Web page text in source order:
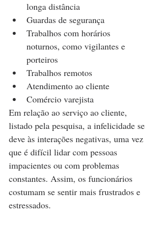
longa distância
Guardas de segurança
Trabalhos com horários
noturnos, como vigilantes e
porteiros
Trabalhos remotos
Atendimento ao cliente
Comércio varejista
Em relação ao serviço ao cliente,
listado pela pesquisa, a infelicidade se
deve às interações negativas, uma vez
que é difícil lidar com pessoas
impacientes ou com problemas
constantes. Assim, os funcionários
costumam se sentir mais frustrados e
estressados.